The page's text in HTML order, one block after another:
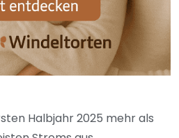
Halbjahr 2025 mehr als